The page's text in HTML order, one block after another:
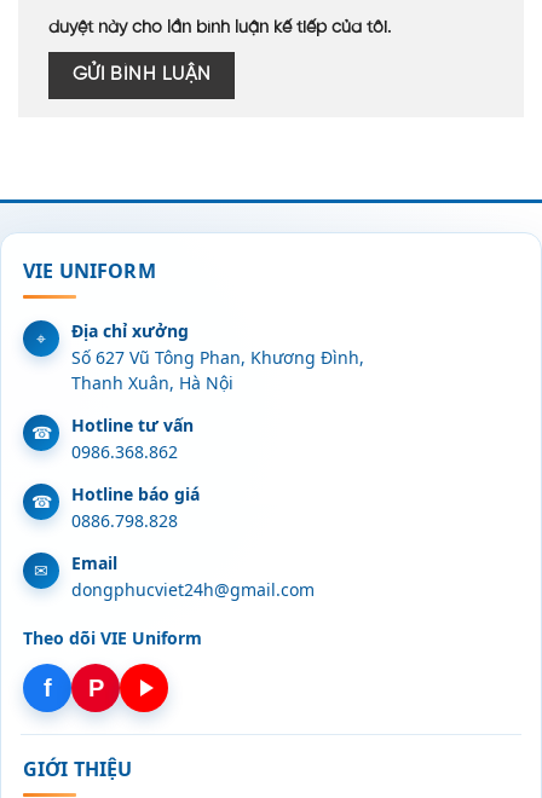
duyệt này cho lần bình luận kế tiếp của tôi.
VIE UNIFORM
Địa chỉ xưởng
Số 627 Vũ Tông Phan, Khương Đình,
Thanh Xuân, Hà Nội
Hotline tư vấn
0986.368.862
Hotline báo giá
0886.798.828
Email
dongphucviet24h@gmail.com
Theo dõi VIE Uniform
f P
GIỚI THIỆU